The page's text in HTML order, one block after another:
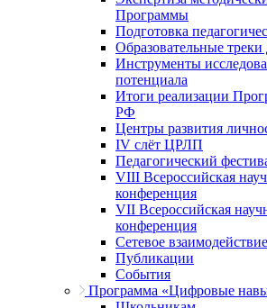
Программы
Подготовка
Образовательные треки
Инструменты
потенциала
Итоги реализации
РФ
Центры развития
IV слёт ЦРЛП
Педагогический
VIII Всероссийская
конференция
VII Всероссийская
конференция
Сетевое
Публикации
События
Программа «Цифровые